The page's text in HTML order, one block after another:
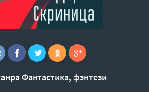
Фантастика, фэнтези